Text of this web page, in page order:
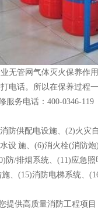
管网气体灭火保养作
电话。所以在保养过程
务电话：400-0346-119
供配电设施、(2)火灾
设 施、(6)消火栓(消防
/排烟系统、(11)应急照
、(15)消防电梯系统、
供高质量消防工程项目